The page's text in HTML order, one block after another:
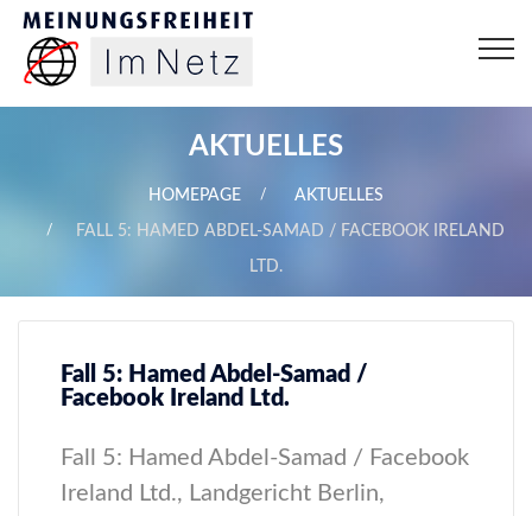
AKTUELLES
HOMEPAGE AKTUELLES
FALL 5: HAMED ABDEL-SAMAD / FACEBOOK IRELAND
LTD.
Fall 5: Hamed Abdel-Samad /
Facebook Ireland Ltd.
Fall 5: Hamed Abdel-Samad / Facebook
Ireland Ltd., Landgericht Berlin,